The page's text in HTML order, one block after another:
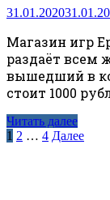
31.01.2020
Магазин игр
раздаёт всем
вышедший в
стоит 1000
Читать далее
Навигация
1 2 … 4 Далее